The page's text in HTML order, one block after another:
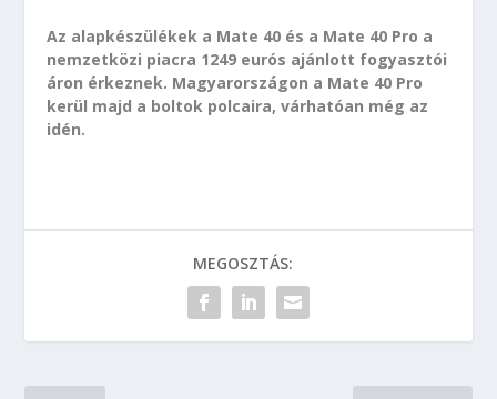
Az alapkészülékek a Mate 40 és a Mate 40 Pro a
nemzetközi piacra 1249 eurós ajánlott fogyasztói
áron érkeznek. Magyarországon a Mate 40 Pro
kerül majd a boltok polcaira, várhatóan még az
idén.
MEGOSZTÁS: